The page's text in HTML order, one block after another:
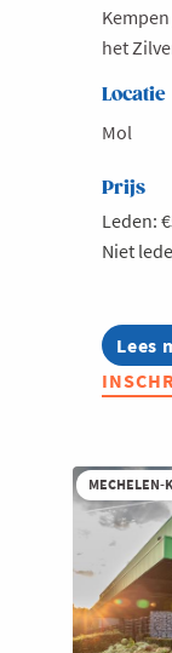
het
Locatie
Mol
Prijs
Leden:
Niet
Lees
about
Jong
Voka
on
water
II
MECHELEN-
Marketing &
Milieu
Mobiliteit
Netwerking
Onderwijs
Opvolging
Retail
Ruimtelijke
Starten
Strategie
Supply Chain
Welzijn en